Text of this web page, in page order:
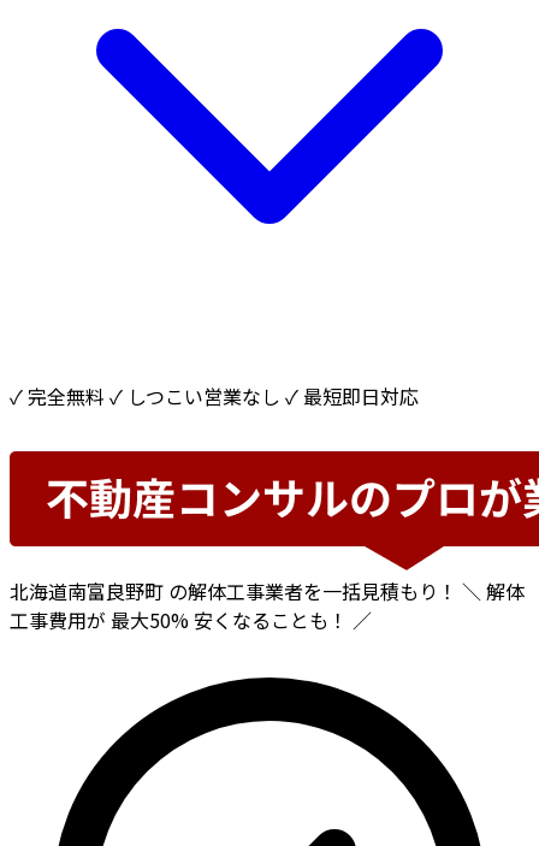
✓ 完全無料 ✓ しつこい営業なし ✓ 最短即日対応
北海道南富良野町 の解体工事業者を一括見積もり！ ＼ 解体
工事費用が 最大50%安くなることも！ ／